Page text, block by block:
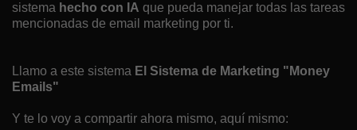
sistema hecho con IA que pueda manejar todas las tareas
mencionadas de email marketing por ti.
Llamo a este sistema El Sistema de Marketing "Money
Emails"
Y te lo voy a compartir ahora mismo, aquí mismo: